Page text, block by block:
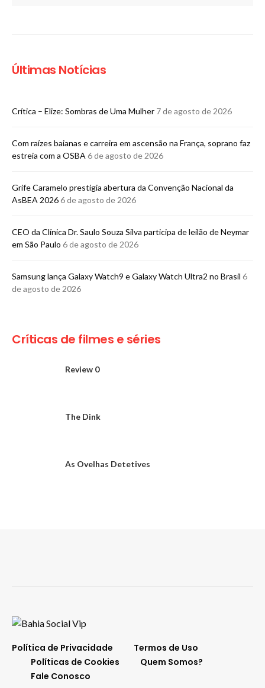
Últimas Notícias
Crítica – Elize: Sombras de Uma Mulher 7 de agosto de 2026
Com raízes baianas e carreira em ascensão na França, soprano faz
estreia com a OSBA 6 de agosto de 2026
Grife Caramelo prestigia abertura da Convenção Nacional da
AsBEA 20266 de agosto de 2026
CEO da Clínica Dr. Saulo Souza Silva participa de leilão de Neymar
em São Paulo 6 de agosto de 2026
Samsung lança Galaxy Watch9 e Galaxy Watch Ultra2 no Brasil 6
de agosto de 2026
Críticas de filmes e séries
Review 0
The Dink
As Ovelhas Detetives
Política de Privacidade
Termos de Uso
Políticas de Cookies
Quem Somos?
Fale Conosco